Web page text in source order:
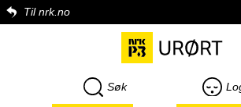
Til nrk.no
Søk